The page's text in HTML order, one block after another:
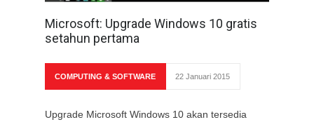
Microsoft: Upgrade Windows 10 gratis
setahun pertama
COMPUTING & SOFTWARE 22 Januari 2015
Upgrade Microsoft Windows 10 akan tersedia